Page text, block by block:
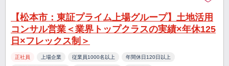
【松本市：東証プライム上場グループ】土地活用
コンサル営業＜業界トップクラスの実績×年休125
日×フレックス制＞
正社員 上場企業 従業員1000名以上 年間休日120日以上